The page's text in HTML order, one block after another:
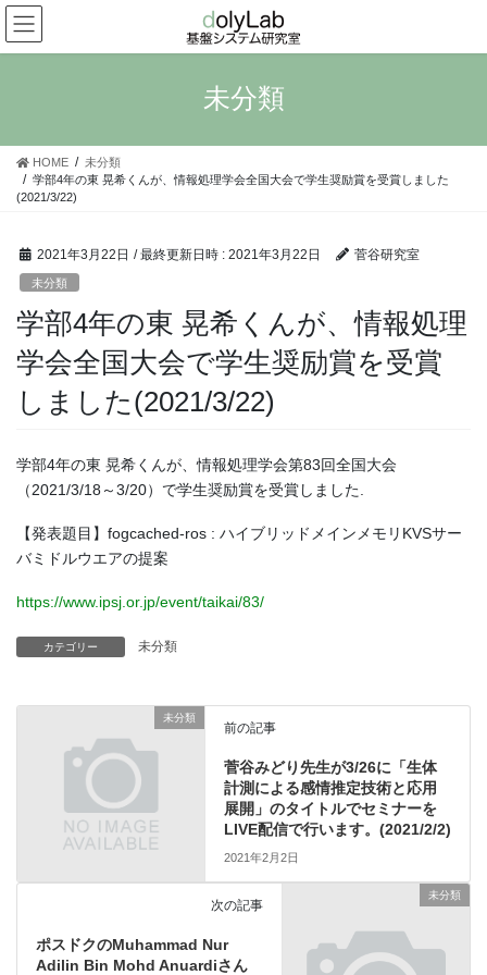
コ
ン
テ
ス
ナ
ビ
ゲ
ン
未分類
HOME
未分類
学部4年の東 晃希くんが、情報処理学会全国大会で学生奨励賞を受賞しました
(2021/3/22)
2021年3月22日 / 最終更新日時 : 2021年3月22日 菅谷研究室
未分類
学部4年の東 晃希くんが、情報処理
学会全国大会で学生奨励賞を受賞
しました(2021/3/22)
学部4年の東 晃希くんが、情報処理学会第83回全国大会
（2021/3/18～3/20）で学生奨励賞を受賞しました.
【発表題目】fogcached-ros : ハイブリッドメインメモリKVSサー
バミドルウエアの提案
https://www.ipsj.or.jp/event/taikai/83/
カテゴリー 未分類
未分類
前の記事
菅谷みどり先生が3/26に「生体
計測による感情推定技術と応用
展開」のタイトルでセミナーを
LIVE配信で行います。(2021/2/2)
2021年2月2日
未分類
次の記事
ポスドクのMuhammad Nur
Adilin Bin Mohd Anuardiさん